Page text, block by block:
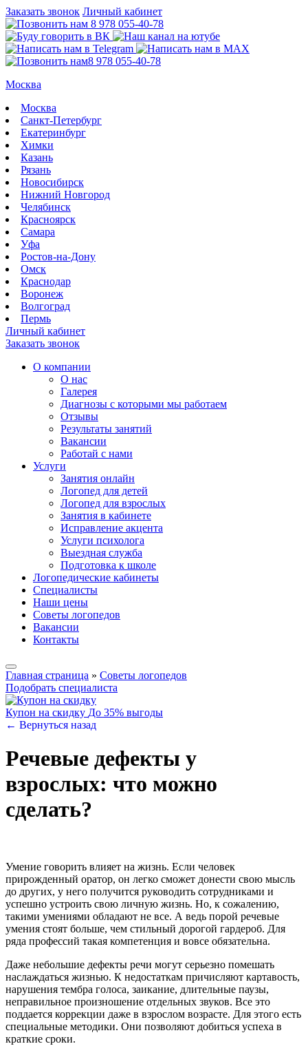
Заказать звонок Личный кабинет
8 978 055-40-78
8 978 055-40-78
Москва
Москва
Санкт-Петербург
Екатеринбург
Химки
Казань
Рязань
Новосибирск
Нижний Новгород
Челябинск
Красноярск
Самара
Уфа
Ростов-на-Дону
Омск
Краснодар
Воронеж
Волгоград
Пермь
Личный кабинет
Заказать звонок
О компании
О нас
Галерея
Диагнозы с которыми мы работаем
Отзывы
Результаты занятий
Вакансии
Работай с нами
Услуги
Занятия онлайн
Логопед для детей
Логопед для взрослых
Занятия в кабинете
Исправление акцента
Услуги психолога
Выездная служба
Подготовка к школе
Логопедические кабинеты
Специалисты
Наши цены
Советы логопедов
Вакансии
Контакты
Главная страница » Советы логопедов
Подобрать специалиста
Купон на скидку До 35% выгоды
← Вернуться назад
Речевые дефекты у
взрослых: что можно
сделать?
Умение говорить влияет на жизнь. Если человек
прирожденный оратор, он легко сможет донести свою мысль
до других, у него получится руководить сотрудниками и
успешно устроить свою личную жизнь. Но, к сожалению,
такими умениями обладают не все. А ведь порой речевые
умения стоят больше, чем стильный дорогой гардероб. Для
ряда профессий такая компетенция и вовсе обязательна.
Даже небольшие дефекты речи могут серьезно помешать
наслаждаться жизнью. К недостаткам причисляют картавость,
нарушения тембра голоса, заикание, длительные паузы,
неправильное произношение отдельных звуков. Все это
поддается коррекции даже в взрослом возрасте. Для этого есть
специальные методики. Они позволяют добиться успеха в
краткие сроки.